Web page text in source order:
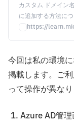
カスタム ドメイン
に追加する方法に
ます。https://
今回は私の環境
掲載します。ご
って操作が異な
Azure AD管